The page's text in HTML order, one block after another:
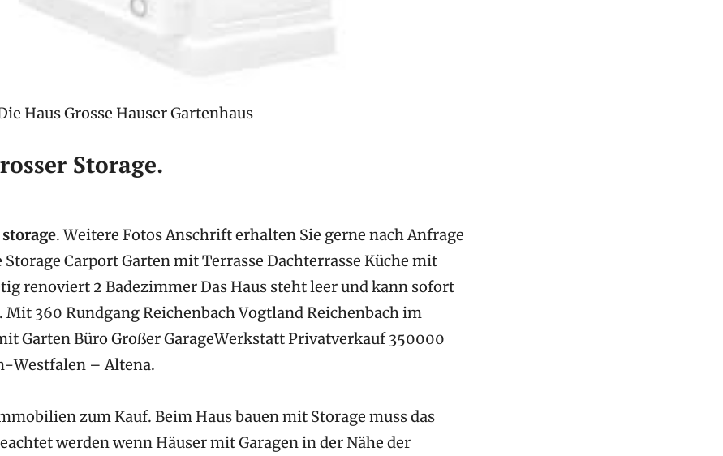
Haus Grosse Hauser Gartenhaus
Storage.
. Weitere Fotos Anschrift erhalten Sie gerne nach Anfrage
Storage Carport Garten mit Terrasse Dachterrasse Küche mit
renoviert 2 Badezimmer Das Haus steht leer und kann sofort
Mit 360 Rundgang Reichenbach Vogtland Reichenbach im
Garten Büro Großer GarageWerkstatt Privatverkauf 350000
Westfalen – Altena.
zum Kauf. Beim Haus bauen mit Storage muss das
werden wenn Häuser mit Garagen in der Nähe der